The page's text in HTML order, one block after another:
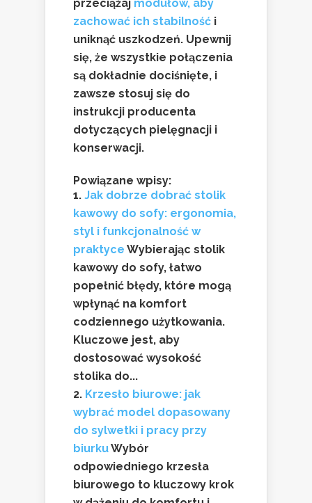
przeciążaj modułów, aby
zachować ich stabilność i
uniknąć uszkodzeń. Upewnij
się, że wszystkie połączenia
są dokładnie dociśnięte, i
zawsze stosuj się do
instrukcji producenta
dotyczących pielęgnacji i
konserwacji.
Powiązane wpisy:
Jak dobrze dobrać stolik
kawowy do sofy: ergonomia,
styl i funkcjonalność w
praktyce Wybierając stolik
kawowy do sofy, łatwo
popełnić błędy, które mogą
wpłynąć na komfort
codziennego użytkowania.
Kluczowe jest, aby
dostosować wysokość
stolika do...
Krzesło biurowe: jak
wybrać model dopasowany
do sylwetki i pracy przy
biurkuWybór
odpowiedniego krzesła
biurowego to kluczowy krok